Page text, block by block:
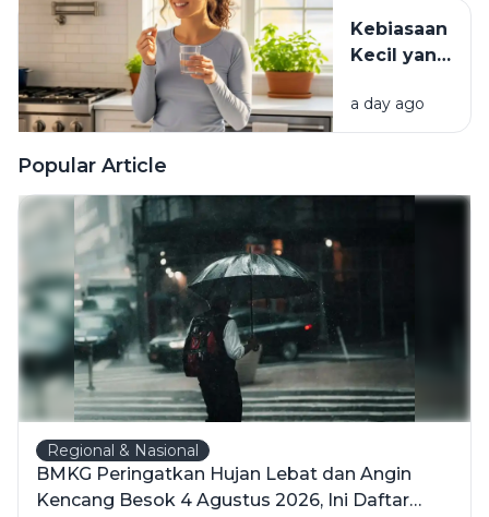
Penjelasannya
Kebiasaan
Kecil yang
Vitamin
Tidak
a day ago
Popular Article
Regional & Nasional
BMKG Peringatkan Hujan Lebat dan Angin
Kencang Besok 4 Agustus 2026, Ini Daftar